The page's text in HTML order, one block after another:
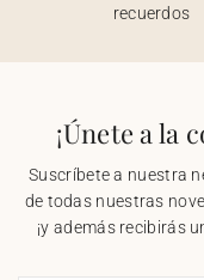
recuerdos
¡Únete a la
Suscríbete a nuestra
de todas nuestras
¡y además recibirás